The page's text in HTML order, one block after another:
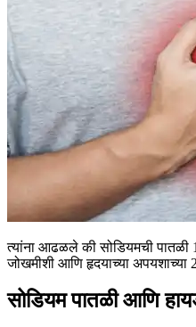
त्यांना आढळले की सोडियमची पातळी
जोखमीशी आणि हृदयाच्या अपयशाच्या
सोडियम पातळी आणि